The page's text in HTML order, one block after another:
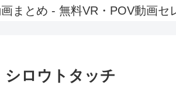
画まとめ - 無料VR・POV動画
シロウトタッチ